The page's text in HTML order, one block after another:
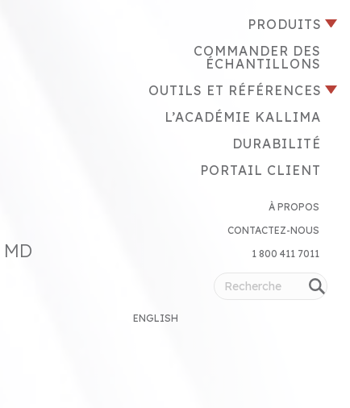
MD
PRODUITS
COMMANDER DES
ÉCHANTILLONS
OUTILS ET RÉFÉRENCES
L’ACADÉMIE KALLIMA
DURABILITÉ
PORTAIL CLIENT
À PROPOS
CONTACTEZ-NOUS
1 800 411 7011
ENGLISH